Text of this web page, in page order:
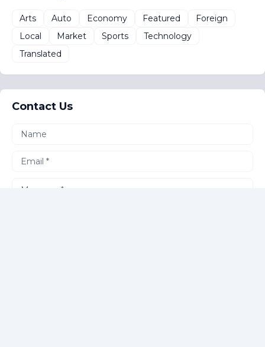
Arts Auto Economy Featured
Foreign
Local
Market Sports
Technology
Translated
Contact Us